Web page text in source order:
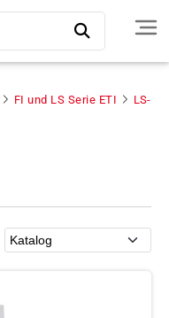
FI und LS Serie ETI
LS-